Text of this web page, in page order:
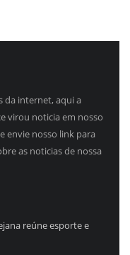
da internet, aqui a
virou noticia em nosso
envie nosso link para
as noticias de nossa
reúne esporte e